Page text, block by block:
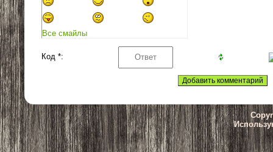
Все смайлы
Код *: